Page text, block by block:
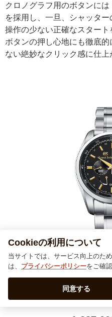
クロノグラフ用のボタンに
を採用し、一旦、シャッタ
操作の少ない正確なスタート
ボタンの押し心地にも徹底
ない絶妙なクリック感に仕上
SBGC205
イコー 9Rス
Cookieの利用について
当サイトでは、サービス向上のた
は、 プライバシーポリシーをご確
同意する